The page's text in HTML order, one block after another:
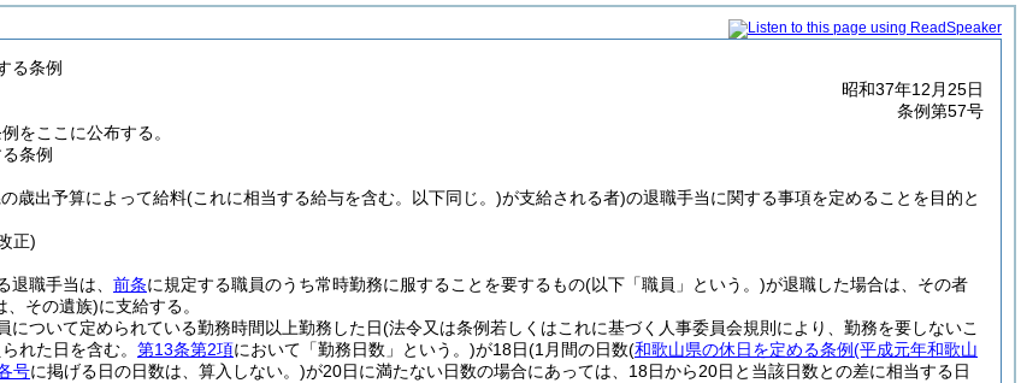
る条例
昭和37年12月25日
条例第57号
をここに公布する。
条例
歳出予算によって給料(これに相当する給与を含む。以下同じ。)が支給される者)の退職手当に関する事項を定めることを目的と
正)
退職手当は、 前条に規定する職員のうち常時勤務に服することを要するもの(以下「職員」という。)が退職した場合は、その者
、その遺族)に支給する。
について定められている勤務時間以上勤務した日(法令又は条例若しくはこれに基づく人事委員会規則により、勤務を要しないこ
れた日を含む。 第13条第2項において「勤務日数」という。)が18日(1月間の日数(和歌山県の休日を定める条例(平成元年和歌山
号に掲げる日の日数は、算入しない。)が20日に満たない日数の場合にあっては、18日から20日と当該日数との差に相当する日